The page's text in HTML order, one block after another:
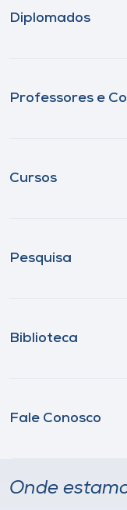
Diplomados
Professores e
Cursos
Pesquisa
Biblioteca
Fale Conosco
Onde